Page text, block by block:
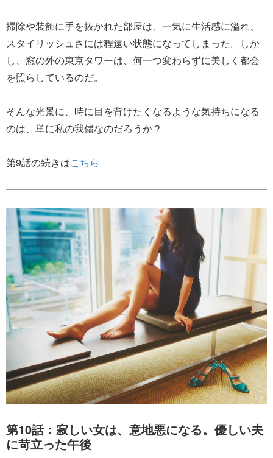
掃除や装飾に手を抜かれた部屋は、一気に生活感に溢れ、
スタイリッシュさには程遠い状態になってしまった。しか
し、窓の外の東京タワーは、何一つ変わらずに美しく都会
を照らしているのだ。
そんな光景に、時に目を背けたくなるような気持ちになる
のは、単に私の我儘なのだろうか？
第9話の続きはこちら
第10話：寂しい女は、意地悪になる。優しい夫
に苛立った午後